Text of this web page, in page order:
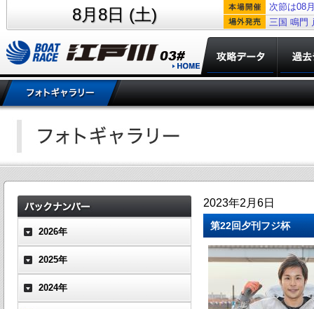
8月8日 (土)
次節は08
三国 鳴門
2026年
2025年
2024年
2023年2月6日
第22回夕刊フジ杯